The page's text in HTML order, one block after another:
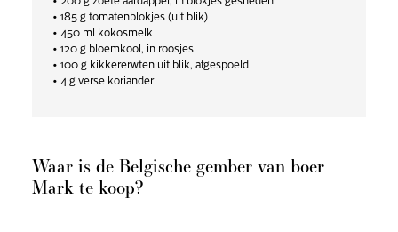
• 185 g tomatenblokjes (uit blik)
• 450 ml kokosmelk
• 120 g bloemkool, in roosjes
• 100 g kikkererwten uit blik, afgespoeld
• 4 g verse koriander
Waar is de Belgische gember van boer
Mark te koop?